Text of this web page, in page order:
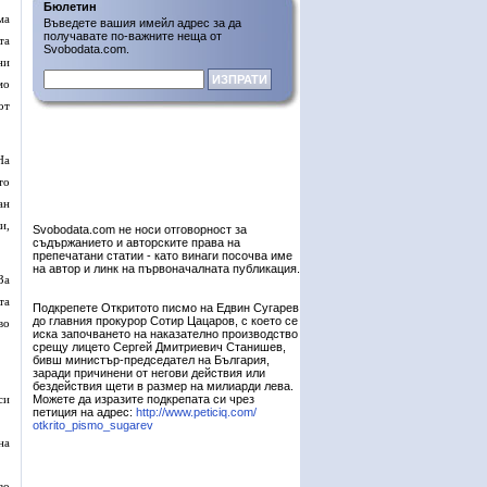
Бюлетин
Въведете вашия имейл адрес за да
получавате по-важните неща от
Svobodata.com.
Svobodata.com не носи отговорност за
съдържанието и авторските права на
препечатани статии - като винаги посочва име
на автор и линк на първоначалната публикация.
Подкрепете Откритото писмо на Едвин Сугарев
до главния прокурор Сотир Цацаров, с което се
иска започването на наказателно производство
срещу лицето Сергей Дмитриевич Станишев,
бивш министър-председател на България,
заради причинени от негови действия или
бездействия щети в размер на милиарди лева.
Можете да изразите подкрепата си чрез
петиция на адрес: http://www.peticiq.com/
otkrito_pismo_sugarev